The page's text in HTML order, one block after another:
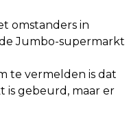
omstanders in
Jumbo-supermarkt
te vermelden is dat
is gebeurd, maar er